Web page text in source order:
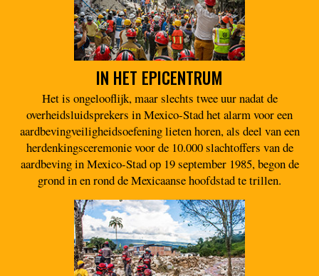
IN HET EPICENTRUM
Het is ongelooflijk, maar slechts twee uur nadat de
overheidsluidsprekers in Mexico-Stad het alarm voor een
aardbevingveiligheidsoefening lieten horen, als deel van een
herdenkingsceremonie voor de 10.000 slachtoffers van de
aardbeving in Mexico-Stad op 19 september 1985, begon de
grond in en rond de Mexicaanse hoofdstad te trillen.